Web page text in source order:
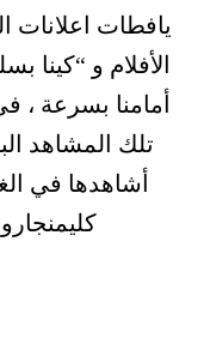
يافطات
الأفلام و “كينا
أمامنا بسرعة ،
تلك المشاهد
أشاهدها في